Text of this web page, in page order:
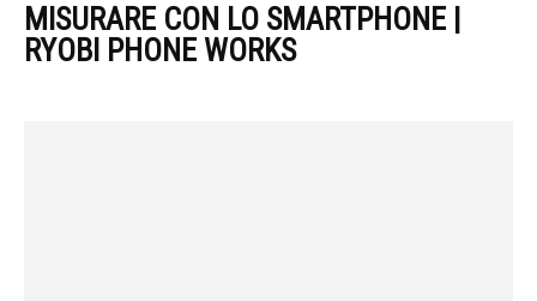
MISURARE CON LO SMARTPHONE |
RYOBI PHONE WORKS